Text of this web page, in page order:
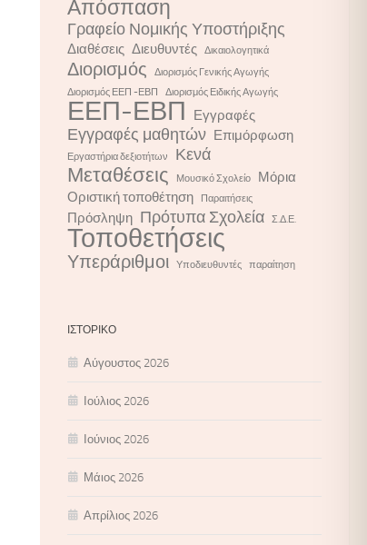
Απόσπαση
Γραφείο Νομικής Υποστήριξης
Διαθέσεις Διευθυντές Δικαιολογητικά
Διορισμός
Διορισμός Γενικής Αγωγής
Διορισμός ΕΕΠ -ΕΒΠ
Διορισμός Ειδικής Αγωγής
ΕΕΠ-ΕΒΠ Εγγραφές
Εγγραφές μαθητών Επιμόρφωση
Εργαστήρια δεξιοτήτων Κενά
Μεταθέσεις Μουσικό Σχολείο
Μόρια
Οριστική τοποθέτηση
Παραιτήσεις
Πρόσληψη Πρότυπα Σχολεία Σ.Δ.Ε.
Τοποθετήσεις
Υπεράριθμοι Υποδιευθυντές παραίτηση
ΙΣΤΟΡΙΚΌ
Αύγουστος 2026
Ιούλιος 2026
Ιούνιος 2026
Μάιος 2026
Απρίλιος 2026